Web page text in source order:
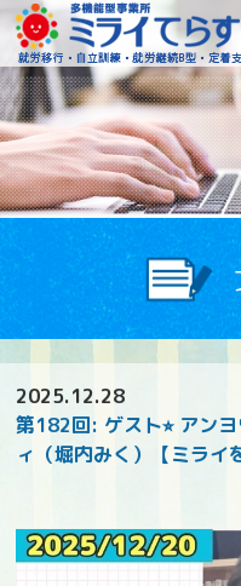
2025.12.28
第182回: ゲスト⭐︎ アン
ィ（堀内みく）【ミライ